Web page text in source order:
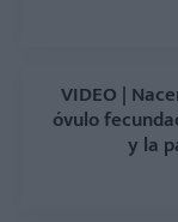
VIDEO |
óvulo
y la